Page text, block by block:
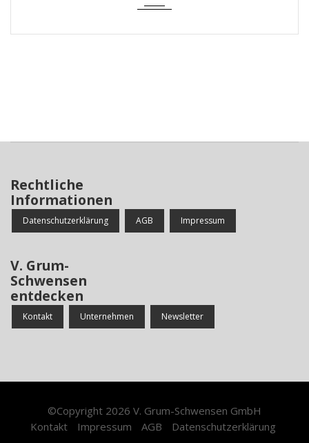
Rechtliche
Informationen
Datenschutzerklärung AGB Impressum
V. Grum-
Schwensen
entdecken
Kontakt Unternehmen Newsletter
©Copyright 2026 V. Grum-Schwensen GmbH
Kontakt
Impressum AGB Datenschutzerklärung